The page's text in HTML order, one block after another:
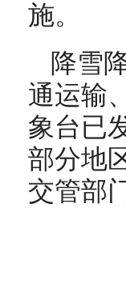
施。
降雪
通运输
象台已
部分地
交管部